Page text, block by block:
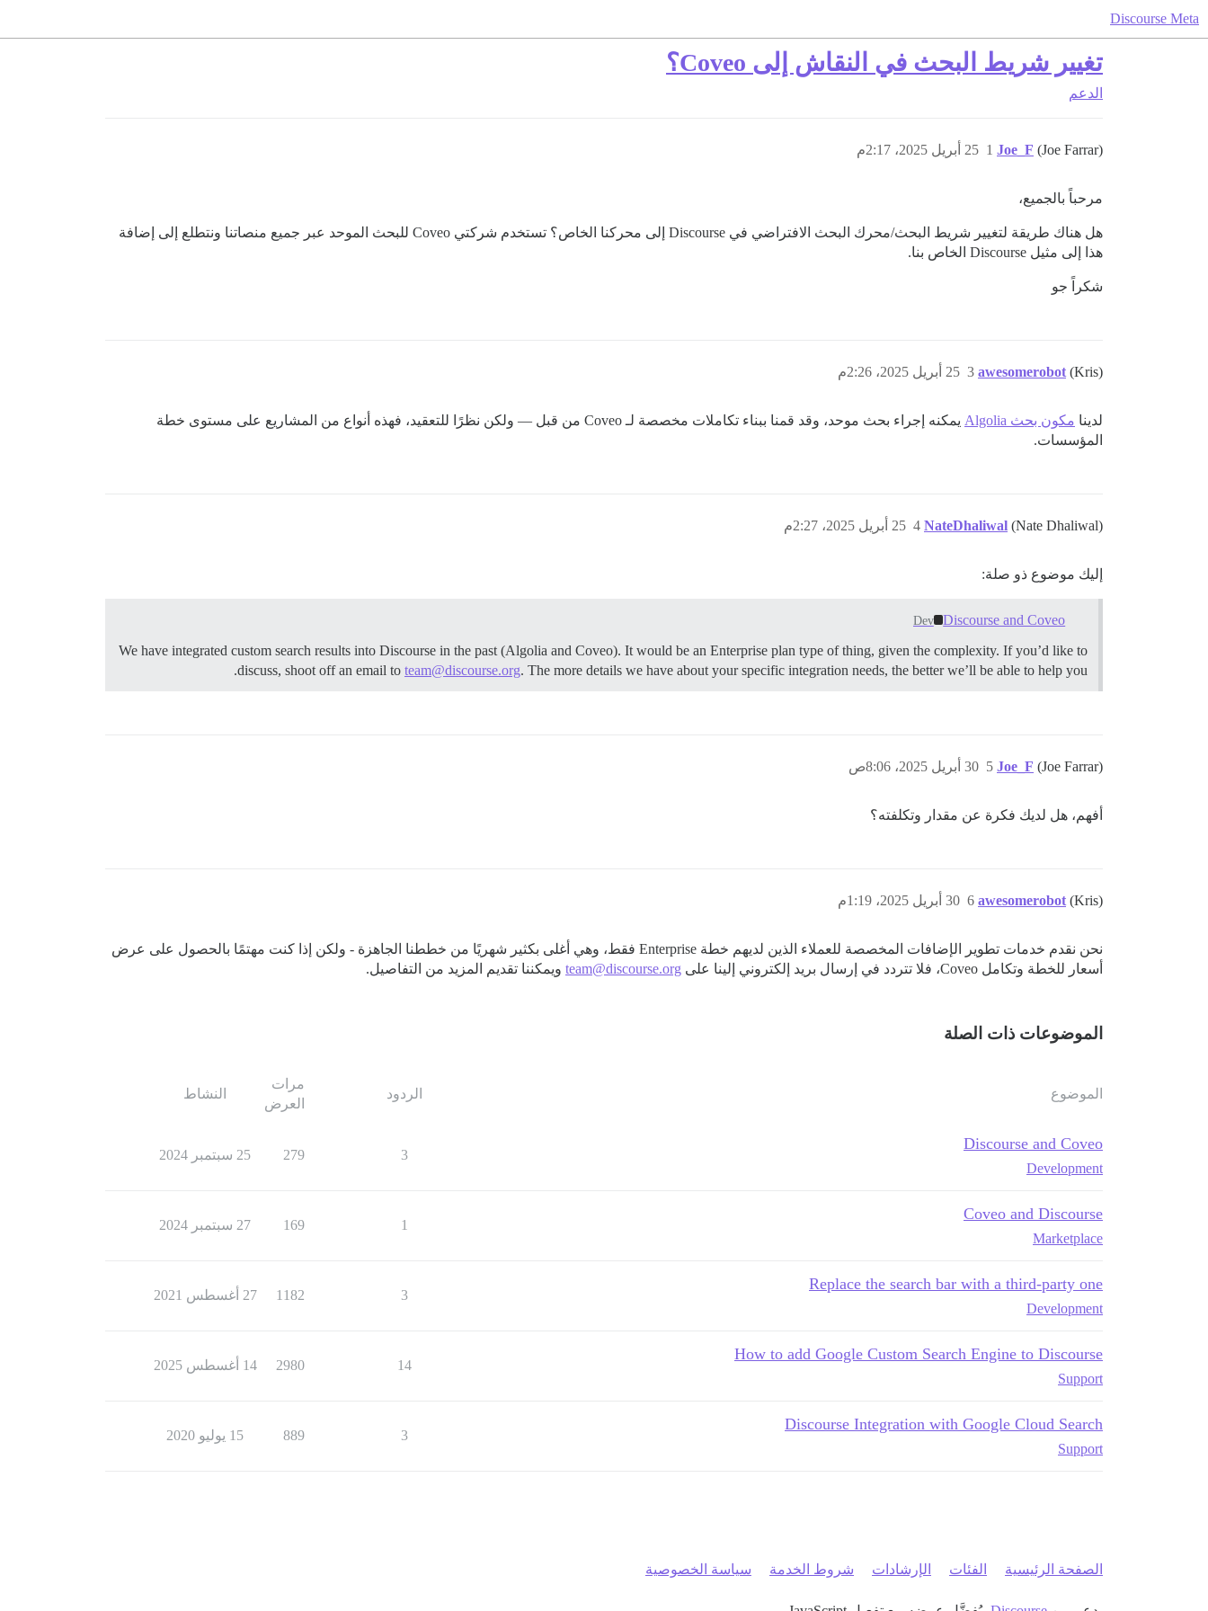
Discourse Meta
تغيير شريط البحث في النقاش إلى Coveo؟
الدعم
Joe_F (Joe Farrar) 25 أبريل 2025، 2:17م 1
مرحباً بالجميع،
هل هناك طريقة لتغيير شريط البحث/محرك البحث الافتراضي في Discourse إلى محركنا الخاص؟ تستخدم شركتي Coveo للبحث الموحد عبر جميع منصاتنا ونتطلع إلى إضافة
هذا إلى مثيل Discourse الخاص بنا.
شكراً جو
awesomerobot (Kris) 25 أبريل 2025، 2:26م 3
لدينا مكون بحث Algolia
يمكنه إجراء بحث موحد، وقد قمنا ببناء تكاملات مخصصة لـ Coveo من قبل — ولكن نظرًا للتعقيد، فهذه أنواع من المشاريع على مستوى خطة
المؤسسات.
NateDhaliwal (Nate Dhaliwal) 25 أبريل 2025، 2:27م 4
إليك موضوع ذو صلة:
Discourse and Coveo
Dev
We have integrated custom search results into Discourse in the past (Algolia and Coveo). It would be an Enterprise plan type of thing, given the complexity. If you’d like to
discuss, shoot off an email to team@discourse.org. The more details we have about your specific integration needs, the better we’ll be able to help you.
Joe_F (Joe Farrar) 30 أبريل 2025، 8:06ص 5
أفهم، هل لديك فكرة عن مقدار وتكلفته؟
awesomerobot (Kris) 30 أبريل 2025، 1:19م 6
نحن نقدم خدمات تطوير الإضافات المخصصة للعملاء الذين لديهم خطة Enterprise فقط، وهي أغلى بكثير شهريًا من خططنا الجاهزة - ولكن إذا كنت مهتمًا بالحصول على عرض
أسعار للخطة وتكامل Coveo، فلا تتردد في إرسال بريد إلكتروني إلينا على
team@discourse.org ويمكننا تقديم المزيد من التفاصيل.
الموضوعات ذات الصلة
الموضوع الردود
مرات
العرض
النشاط
Discourse and Coveo
Development
3
279 25 سبتمبر 2024
Coveo and Discourse
Marketplace
1
169 27 سبتمبر 2024
Replace the search bar with a third-party one
Development
3
1182 27 أغسطس 2021
How to add Google Custom Search Engine to Discourse
Support
14
2980 14 أغسطس 2025
Discourse Integration with Google Cloud Search
Support
3
889 15 يوليو 2020
الصفحة الرئيسية الفئات الإرشادات شروط الخدمة سياسة الخصوصية